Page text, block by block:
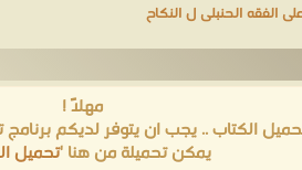
الفقه الحنبلى ل النكاح
مهلاً !
الكتاب .. يجب ان يتوفر لديكم
يمكن تحميلة من هنا 'تحميل